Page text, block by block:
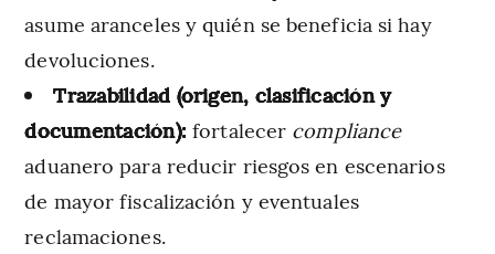
asume aranceles y quién se beneficia si hay
devoluciones.
Trazabilidad (origen, clasificación y
documentación): fortalecer compliance
aduanero para reducir riesgos en escenarios
de mayor fiscalización y eventuales
reclamaciones.